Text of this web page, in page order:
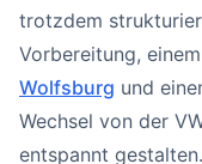
trotzdem
Vorbereitung,
Wolfsburg und
Wechsel von der
entspannt gestalten.